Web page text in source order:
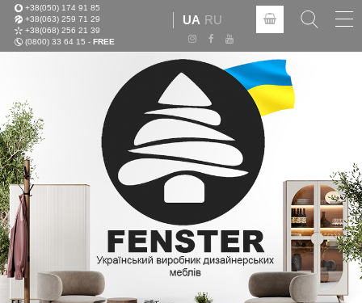
+38(050) 174 91 85
+38(063) 259 71 29
+38(068) 256 21 39
(0800) 33 64 15 - FREE
UA RU